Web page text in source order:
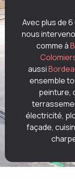
Avec plus de
nous
comme à
aussi
ensemble
peinture,
électricité,
façade,